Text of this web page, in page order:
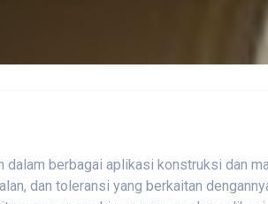
berbagai aplikasi konstruksi dan
dan toleransi yang berkaitan